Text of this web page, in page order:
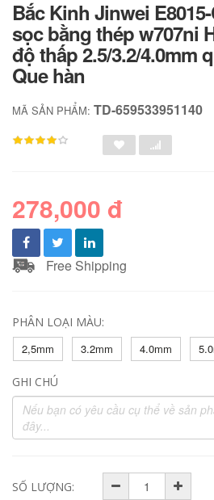
Bắc Kinh Jinwei
sọc bằng thép w707ni
độ thấp 2.5/3.2/4.0mm
Que hàn
MÃ SẢN PHẨM: TD-659533951140
278,000 đ
Free Shipping
PHÂN LOẠI MÀU:
2,5mm
3.2mm 4.0mm
GHI CHÚ
SỐ LƯỢNG: